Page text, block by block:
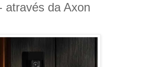
através da Axon